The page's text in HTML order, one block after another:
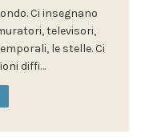
Ci insegnano
televisori,
le stelle. Ci
diffi…